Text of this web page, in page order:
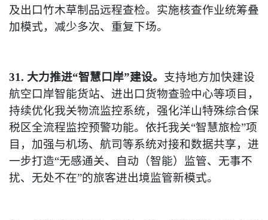
及出口竹木草制品远程查检。实施核查作业统筹叠
加模式，减少多次、重复下场。
31. 大力推进“智慧口岸”建设。 支持地方加快建设
航空口岸智能货站、进出口货物查验中心等项目，
持续优化我关物流监控系统，强化洋山特殊综合保
税区全流程监控预警功能。依托我关“智慧旅检”项
目，加强与机场、航司等系统对接和数据共享，进
一步打造“无感通关、自动（智能）监管、无事不
扰、无处不在”的旅客进出境监管新模式。